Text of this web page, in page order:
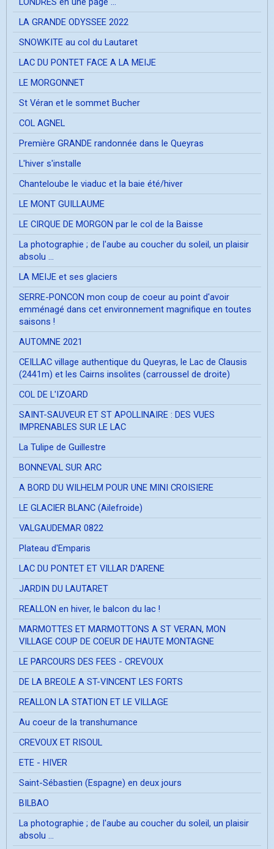
LA GRANDE ODYSSEE 2022
SNOWKITE au col du Lautaret
LAC DU PONTET FACE A LA MEIJE
LE MORGONNET
St Véran et le sommet Bucher
COL AGNEL
Première GRANDE randonnée dans le Queyras
L'hiver s'installe
Chanteloube le viaduc et la baie été/hiver
LE MONT GUILLAUME
LE CIRQUE DE MORGON par le col de la Baisse
La photographie ; de l'aube au coucher du soleil, un plaisir
absolu ...
LA MEIJE et ses glaciers
SERRE-PONCON mon coup de coeur au point d'avoir
emménagé dans cet environnement magnifique en toutes
saisons !
AUTOMNE 2021
CEILLAC village authentique du Queyras, le Lac de Clausis
(2441m) et les Cairns insolites (carroussel de droite)
COL DE L'IZOARD
SAINT-SAUVEUR ET ST APOLLINAIRE : DES VUES
IMPRENABLES SUR LE LAC
La Tulipe de Guillestre
BONNEVAL SUR ARC
A BORD DU WILHELM POUR UNE MINI CROISIERE
LE GLACIER BLANC (Ailefroide)
VALGAUDEMAR 0822
Plateau d'Emparis
LAC DU PONTET ET VILLAR D'ARENE
JARDIN DU LAUTARET
REALLON en hiver, le balcon du lac !
MARMOTTES ET MARMOTTONS A ST VERAN, MON
VILLAGE COUP DE COEUR DE HAUTE MONTAGNE
LE PARCOURS DES FEES - CREVOUX
DE LA BREOLE A ST-VINCENT LES FORTS
REALLON LA STATION ET LE VILLAGE
Au coeur de la transhumance
CREVOUX ET RISOUL
ETE - HIVER
Saint-Sébastien (Espagne) en deux jours
BILBAO
La photographie ; de l'aube au coucher du soleil, un plaisir
absolu ...